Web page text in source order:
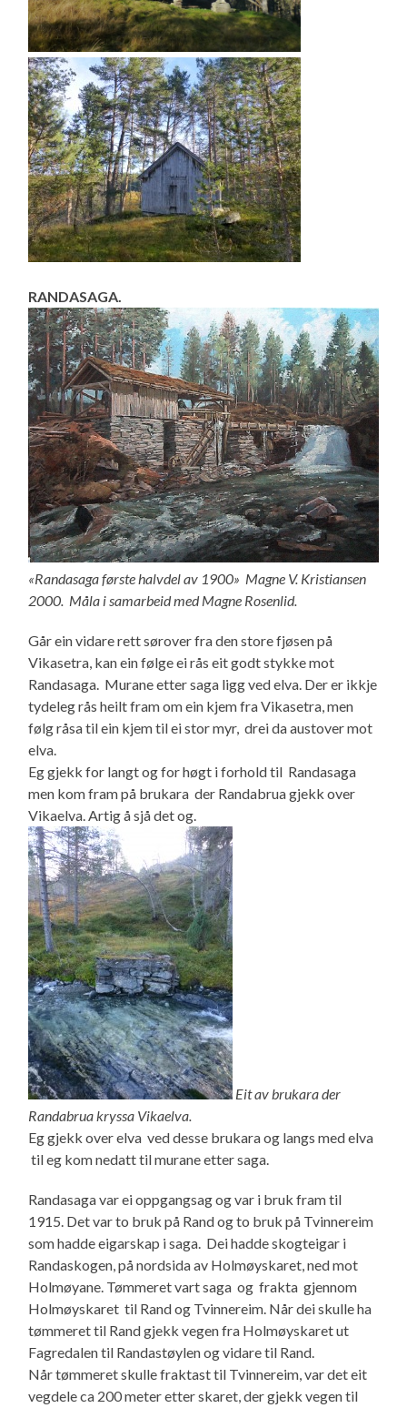
RANDASAGA.
«Randasaga første halvdel av 1900» Magne V. Kristiansen
2000. Måla i samarbeid med Magne Rosenlid.
Går ein vidare rett sørover fra den store fjøsen på
Vikasetra, kan ein følge ei rås eit godt stykke mot
Randasaga. Murane etter saga ligg ved elva. Der er ikkje
tydeleg rås heilt fram om ein kjem fra Vikasetra, men
følg råsa til ein kjem til ei stor myr, drei da austover mot
elva.
Eg gjekk for langt og for høgt i forhold til Randasaga
men kom fram på brukara der Randabrua gjekk over
Vikaelva. Artig å sjå det og.
Eit av brukara der
Randabrua kryssa Vikaelva.
Eg gjekk over elva ved desse brukara og langs med elva
til eg kom nedatt til murane etter saga.
Randasaga var ei oppgangsag og var i bruk fram til
1915. Det var to bruk på Rand og to bruk på Tvinnereim
som hadde eigarskap i saga. Dei hadde skogteigar i
Randaskogen, på nordsida av Holmøyskaret, ned mot
Holmøyane. Tømmeret vart saga og frakta gjennom
Holmøyskaret til Rand og Tvinnereim. Når dei skulle ha
tømmeret til Rand gjekk vegen fra Holmøyskaret ut
Fagredalen til Randastøylen og vidare til Rand.
Når tømmeret skulle fraktast til Tvinnereim, var det eit
vegdele ca 200 meter etter skaret, der gjekk vegen til